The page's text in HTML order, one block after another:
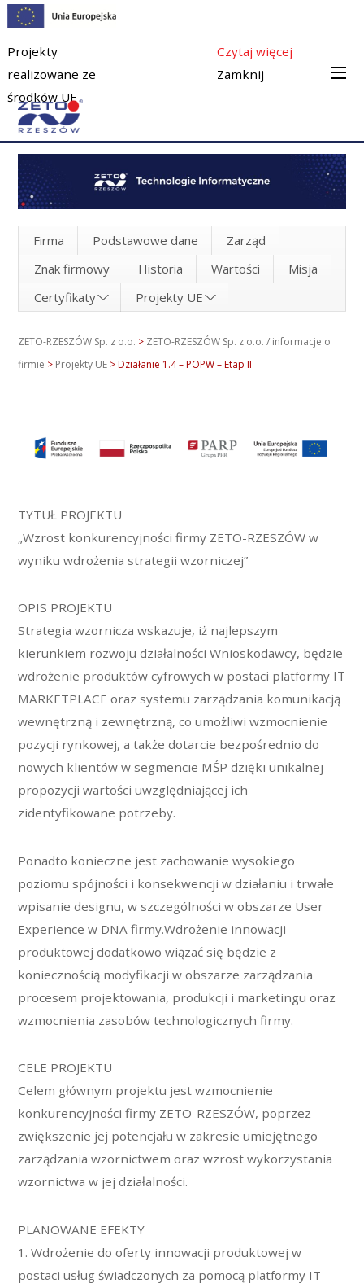
Projekty
realizowane ze
środków UE
Czytaj więcej
Zamknij
Firma Podstawowe dane
Zarząd
Znak firmowy
Historia Wartości
Misja
Certyfikaty
Projekty UE
ZETO-RZESZÓW Sp. z o.o. > ZETO-RZESZÓW Sp. z o.o. / informacje o
firmie > Projekty UE >Działanie 1.4 – POPW – Etap II
TYTUŁ PROJEKTU
„Wzrost konkurencyjności firmy ZETO-RZESZÓW w
wyniku wdrożenia strategii wzorniczej”
OPIS PROJEKTU
Strategia wzornicza wskazuje, iż najlepszym
kierunkiem rozwoju działalności Wnioskodawcy, będzie
wdrożenie produktów cyfrowych w postaci platformy IT
MARKETPLACE oraz systemu zarządzania komunikacją
wewnętrzną i zewnętrzną, co umożliwi wzmocnienie
pozycji rynkowej, a także dotarcie bezpośrednio do
nowych klientów w segmencie MŚP dzięki unikalnej
propozycji wartości uwzględniającej ich
zidentyfikowane potrzeby.
Ponadto konieczne jest zachowanie wysokiego
poziomu spójności i konsekwencji w działaniu i trwałe
wpisanie designu, w szczególności w obszarze User
Experience w DNA firmy.Wdrożenie innowacji
produktowej dodatkowo wiązać się będzie z
koniecznością modyfikacji w obszarze zarządzania
procesem projektowania, produkcji i marketingu oraz
wzmocnienia zasobów technologicznych firmy.
CELE PROJEKTU
Celem głównym projektu jest wzmocnienie
konkurencyjności firmy ZETO-RZESZÓW, poprzez
zwiększenie jej potencjału w zakresie umiejętnego
zarządzania wzornictwem oraz wzrost wykorzystania
wzornictwa w jej działalności.
PLANOWANE EFEKTY
1. Wdrożenie do oferty innowacji produktowej w
postaci usług świadczonych za pomocą platformy IT